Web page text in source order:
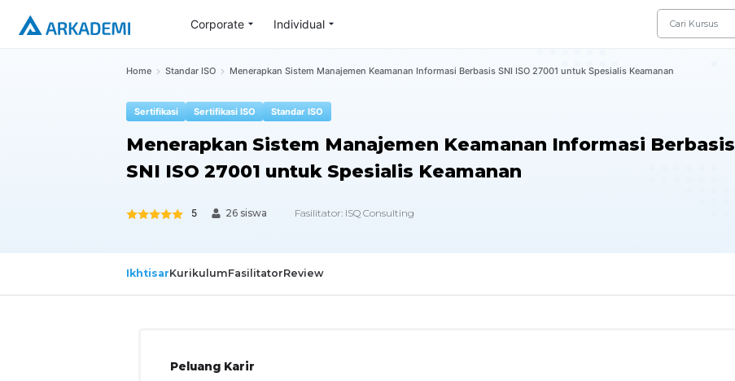
Corporate Individual
Home Standar ISO Menerapkan Sistem Manajemen Keamanan Informasi Berbasis SNI ISO 27001 untuk Spesialis Keamanan
Sertifikasi Sertifikasi ISO Standar ISO
Menerapkan Sistem Manajemen Keamanan Informasi Berbasis
SNI ISO 27001 untuk Spesialis Keamanan
5 26 siswa Fasilitator: ISQ Consulting
IkhtisarKurikulumFasilitatorReview
Peluang Karir